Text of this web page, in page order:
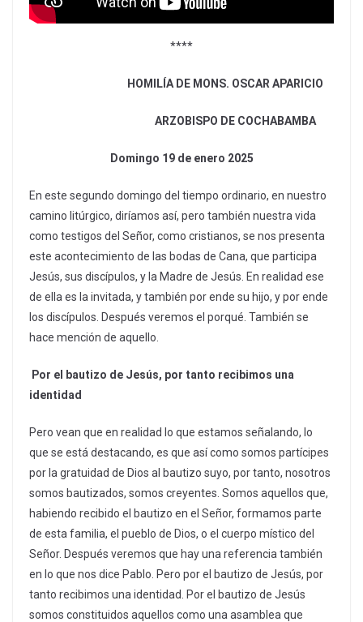
****
HOMILÍA DE MONS. OSCAR APARICIO
ARZOBISPO DE COCHABAMBA
Domingo 19 de enero 2025
En este segundo domingo del tiempo ordinario, en nuestro
camino litúrgico, diríamos así, pero también nuestra vida
como testigos del Señor, como cristianos, se nos presenta
este acontecimiento de las bodas de Cana, que participa
Jesús, sus discípulos, y la Madre de Jesús. En realidad ese
de ella es la invitada, y también por ende su hijo, y por ende
los discípulos. Después veremos el porqué. También se
hace mención de aquello.
Por el bautizo de Jesús, por tanto recibimos una
identidad
Pero vean que en realidad lo que estamos señalando, lo
que se está destacando, es que así como somos partícipes
por la gratuidad de Dios al bautizo suyo, por tanto, nosotros
somos bautizados, somos creyentes. Somos aquellos que,
habiendo recibido el bautizo en el Señor, formamos parte
de esta familia, el pueblo de Dios, o el cuerpo místico del
Señor. Después veremos que hay una referencia también
en lo que nos dice Pablo. Pero por el bautizo de Jesús, por
tanto recibimos una identidad. Por el bautizo de Jesús
somos constituidos aquellos como una asamblea que